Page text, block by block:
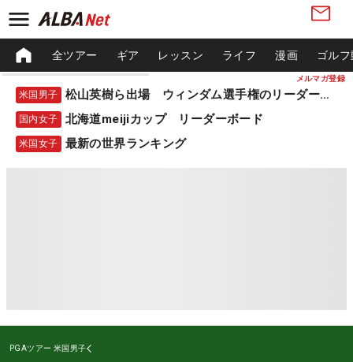
メルマガ登録
全ツアー ギア レッスン ライフ 漫画 ゴル
米国男子 松山英樹ら出場 ウィンダム選手権のリーダーボード
国内女子 北海道meijiカップ リーダーボード
米国女子 最新の世界ランキング
PGAツアー 米国男子